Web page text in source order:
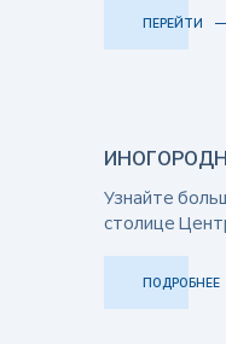
ПЕРЕЙТИ
Узнайте
столице
ПОДРОБНЕЕ